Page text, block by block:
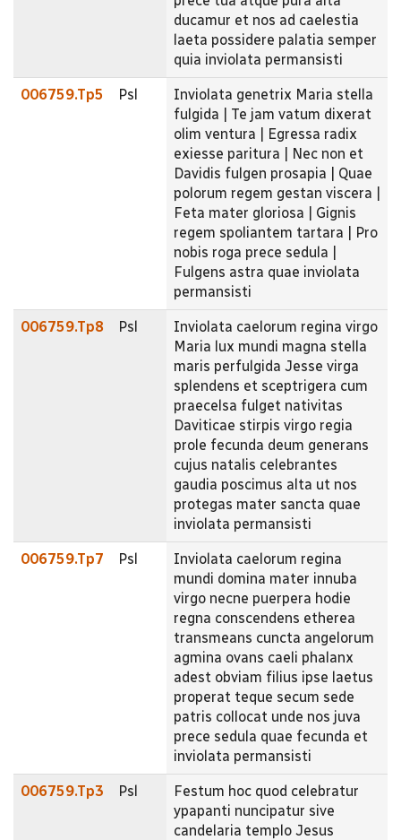
ducamur et nos ad caelestia
laeta possidere palatia semper
quia inviolata permansisti
006759.Tp5 Psl
Inviolata genetrix Maria stella
fulgida | Te jam vatum dixerat
olim ventura | Egressa radix
exiesse paritura | Nec non et
Davidis fulgen prosapia | Quae
polorum regem gestan viscera |
Feta mater gloriosa | Gignis
regem spoliantem tartara | Pro
nobis roga prece sedula |
Fulgens astra quae inviolata
permansisti
006759.Tp8 Psl
Inviolata caelorum regina virgo
Maria lux mundi magna stella
maris perfulgida Jesse virga
splendens et sceptrigera cum
praecelsa fulget nativitas
Daviticae stirpis virgo regia
prole fecunda deum generans
cujus natalis celebrantes
gaudia poscimus alta ut nos
protegas mater sancta quae
inviolata permansisti
006759.Tp7 Psl
Inviolata caelorum regina
mundi domina mater innuba
virgo necne puerpera hodie
regna conscendens etherea
transmeans cuncta angelorum
agmina ovans caeli phalanx
adest obviam filius ipse laetus
properat teque secum sede
patris collocat unde nos juva
prece sedula quae fecunda et
inviolata permansisti
006759.Tp3 Psl
Festum hoc quod celebratur
ypapanti nuncipatur sive
candelaria templo Jesus